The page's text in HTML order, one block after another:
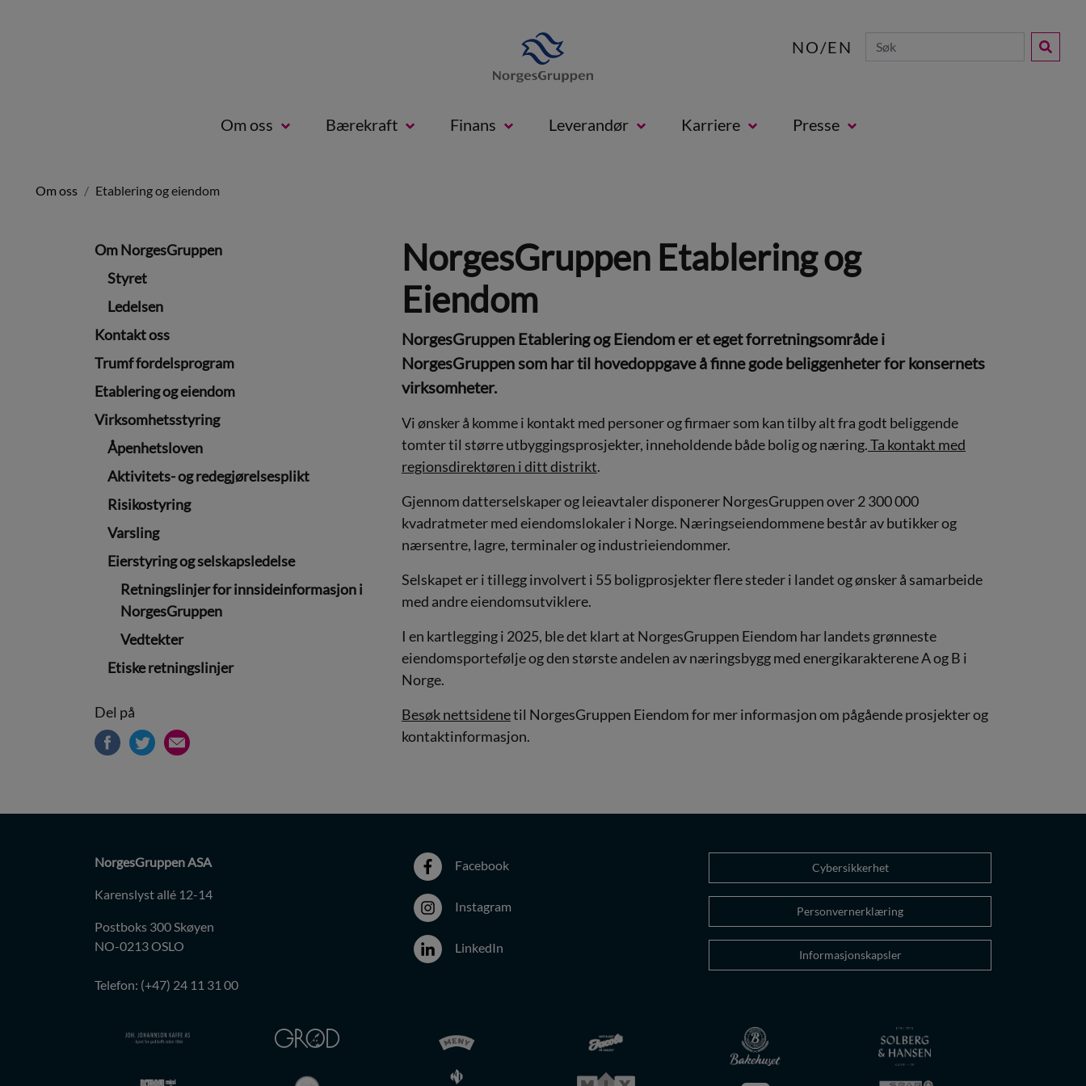
NO/EN
Om oss Bærekraft Finans Leverandør Karriere Presse
Om oss Etablering og eiendom
Om NorgesGruppen
Styret
Ledelsen
Kontakt oss
Trumf fordelsprogram
Etablering og eiendom
Virksomhetsstyring
Åpenhetsloven
Aktivitets- og redegjørelsesplikt
Risikostyring
Varsling
Eierstyring og selskapsledelse
Retningslinjer for innsideinformasjon i
NorgesGruppen
Vedtekter
Etiske retningslinjer
Del på
NorgesGruppen Etablering og
Eiendom
NorgesGruppen Etablering og Eiendom er et eget forretningsområde i
NorgesGruppen som har til hovedoppgave å finne gode beliggenheter for konsernets
virksomheter.
Vi ønsker å komme i kontakt med personer og firmaer som kan tilby alt fra godt beliggende
tomter til større utbyggingsprosjekter, inneholdende både bolig og næring.Ta kontakt med
regionsdirektøren i ditt distrikt.
Gjennom datterselskaper og leieavtaler disponerer NorgesGruppen over 2 300 000
kvadratmeter med eiendomslokaler i Norge. Næringseiendommene består av butikker og
nærsentre, lagre, terminaler og industrieiendommer.
Selskapet er i tillegg involvert i 55 boligprosjekter flere steder i landet og ønsker å samarbeide
med andre eiendomsutviklere.
I en kartlegging i 2025, ble det klart at NorgesGruppen Eiendom har landets grønneste
eiendomsportefølje og den største andelen av næringsbygg med energikarakterene A og B i
Norge.
Besøk nettsidenetil NorgesGruppen Eiendom for mer informasjon om pågående prosjekter og
kontaktinformasjon.
NorgesGruppen ASA
Karenslyst allé 12-14
Postboks 300 Skøyen
NO-0213 OSLO
Telefon: (+47) 24 11 31 00
Facebook
Instagram
LinkedIn
Cybersikkerhet
Personvernerklæring
Informasjonskapsler